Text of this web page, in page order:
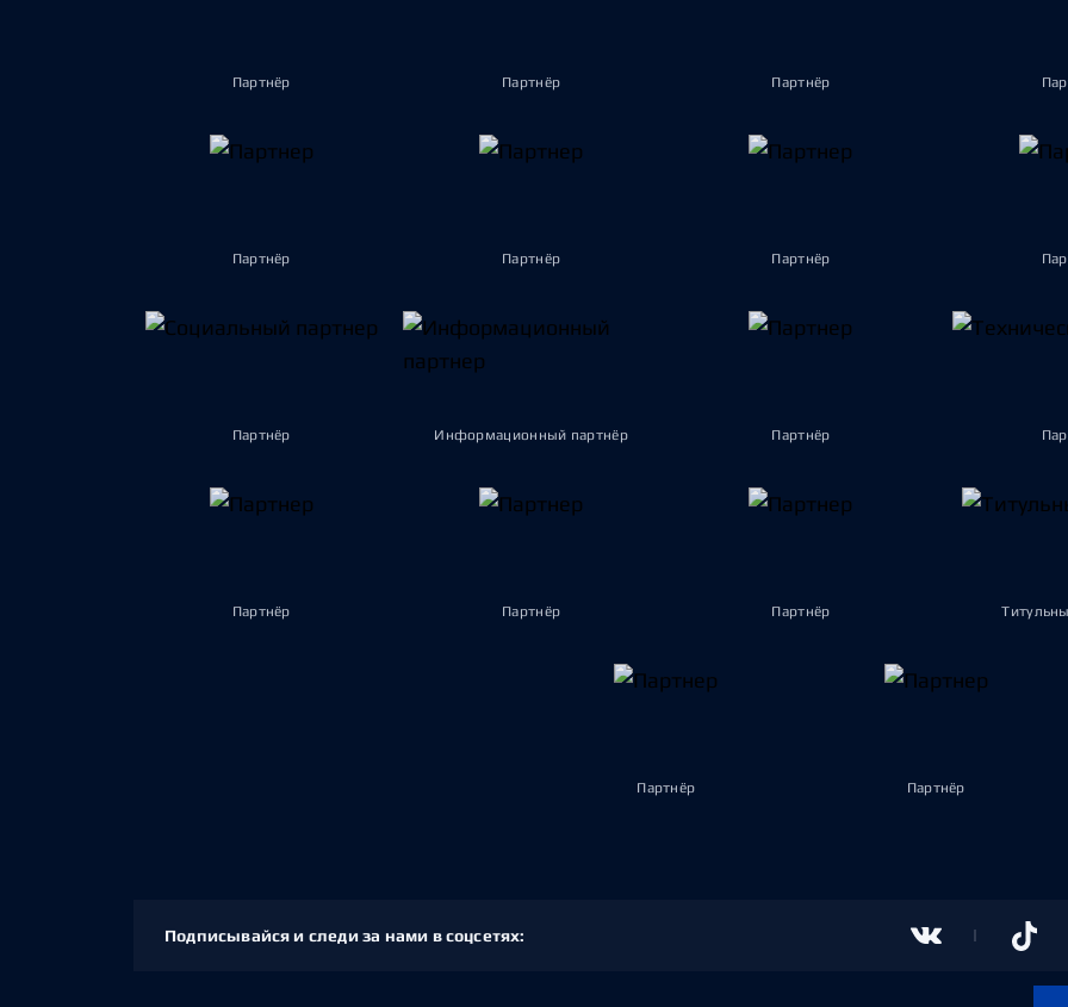
Партнёр Партнёр Партнёр
Партнёр Партнёр Партнёр
Партнёр Информационный партнёр Партнёр
Партнёр Партнёр Партнёр
Партнёр Партнёр
Подписывайся и следи за нами в соцсетях: